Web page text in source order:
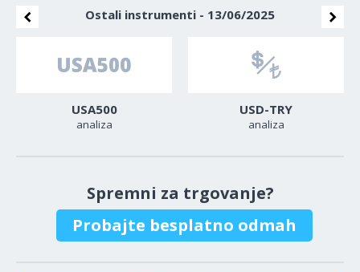
Ostali instrumenti - 13/06/2025
USA500
analiza
USD-TRY
analiza
Spremni za trgovanje?
Probajte besplatno odmah